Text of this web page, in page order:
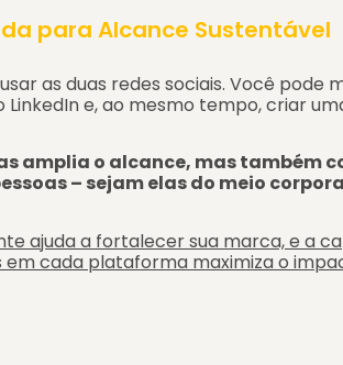
para Alcance Sustentável
as duas redes sociais. Você pode
e, ao mesmo tempo, criar
amplia o alcance, mas também
– sejam elas do meio
ajuda a fortalecer sua marca, e a
cada plataforma maximiza o